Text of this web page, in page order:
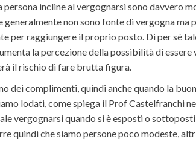
incline al vergognarsi sono davvero
non sono fonte di vergogna ma
per raggiungere il proprio posto. Di per sé
la percezione della possibilità di essere
il rischio di fare brutta figura.
dei complimenti, quindi anche quando la
lodati, come spiega il Prof Castelfranchi
vergognarsi quando si è esposti o
quindi che siamo persone poco modeste,